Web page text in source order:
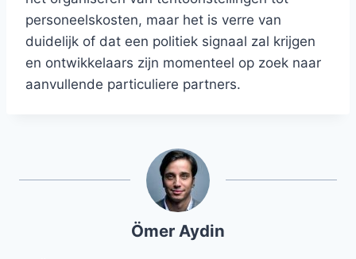
personeelskosten, maar het is verre van
duidelijk of dat een politiek signaal zal krijgen
en ontwikkelaars zijn momenteel op zoek naar
aanvullende particuliere partners.
Ömer Aydin